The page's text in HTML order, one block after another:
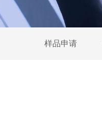
样品申请